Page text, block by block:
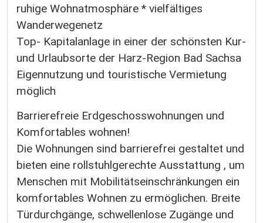
ruhige Wohnatmosphäre * vielfältiges
Wanderwegenetz
Top- Kapitalanlage in einer der schönsten Kur-
und Urlaubsorte der Harz-Region Bad Sachsa
Eigennutzung und touristische Vermietung
möglich
Barrierefreie Erdgeschosswohnungen und
Komfortables wohnen!
Die Wohnungen sind barrierefrei gestaltet und
bieten eine rollstuhlgerechte Ausstattung , um
Menschen mit Mobilitätseinschränkungen ein
komfortables Wohnen zu ermöglichen. Breite
Türdurchgänge, schwellenlose Zugänge und